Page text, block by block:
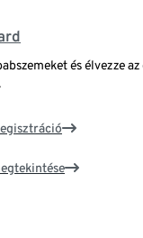
és élvezze